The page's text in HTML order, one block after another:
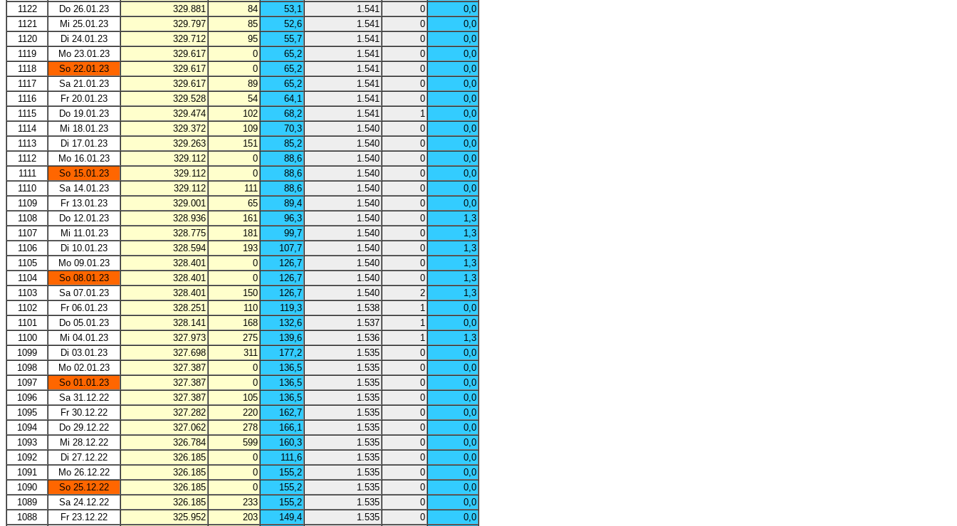
1122
Do 26.01.23 329.881 84 53,1 1.541 0
0,0
1121
Mi 25.01.23 329.797 85 52,6 1.541 0
0,0
1120
Di 24.01.23 329.712 95 55,7 1.541 0
0,0
1119
Mo 23.01.23 329.617 0 65,2 1.541 0
0,0
1118
So 22.01.23 329.617 0 65,2 1.541 0
0,0
1117
Sa 21.01.23 329.617 89 65,2 1.541 0
0,0
1116
Fr 20.01.23 329.528 54 64,1 1.541 0
0,0
1115
Do 19.01.23 329.474 102 68,2 1.541 1
0,0
1114
Mi 18.01.23 329.372 109 70,3 1.540 0
0,0
1113
Di 17.01.23 329.263 151 85,2 1.540 0
0,0
1112
Mo 16.01.23 329.112 0 88,6 1.540 0
0,0
1111
So 15.01.23 329.112 0 88,6 1.540 0
0,0
1110
Sa 14.01.23 329.112 111 88,6 1.540 0
0,0
1109
Fr 13.01.23 329.001 65 89,4 1.540 0
0,0
1108
Do 12.01.23 328.936 161 96,3 1.540 0
1,3
1107
Mi 11.01.23 328.775 181 99,7 1.540 0
1,3
1106
Di 10.01.23 328.594 193 107,7 1.540 0
1,3
1105
Mo 09.01.23 328.401 0 126,7 1.540 0
1,3
1104
So 08.01.23 328.401 0 126,7 1.540 0
1,3
1103
Sa 07.01.23 328.401 150 126,7 1.540 2
1,3
1102
Fr 06.01.23 328.251 110 119,3 1.538 1
0,0
1101
Do 05.01.23 328.141 168 132,6 1.537 1
0,0
1100
Mi 04.01.23 327.973 275 139,6 1.536 1
1,3
1099
Di 03.01.23 327.698 311 177,2 1.535 0
0,0
1098
Mo 02.01.23 327.387 0 136,5 1.535 0
0,0
1097
So 01.01.23 327.387 0 136,5 1.535 0
0,0
1096
Sa 31.12.22 327.387 105 136,5 1.535 0
0,0
1095
Fr 30.12.22 327.282 220 162,7 1.535 0
0,0
1094
Do 29.12.22 327.062 278 166,1 1.535 0
0,0
1093
Mi 28.12.22 326.784 599 160,3 1.535 0
0,0
1092
Di 27.12.22 326.185 0 111,6 1.535 0
0,0
1091
Mo 26.12.22 326.185 0 155,2 1.535 0
0,0
1090
So 25.12.22 326.185 0 155,2 1.535 0
0,0
1089
Sa 24.12.22 326.185 233 155,2 1.535 0
0,0
1088
Fr 23.12.22 325.952 203 149,4 1.535 0
0,0